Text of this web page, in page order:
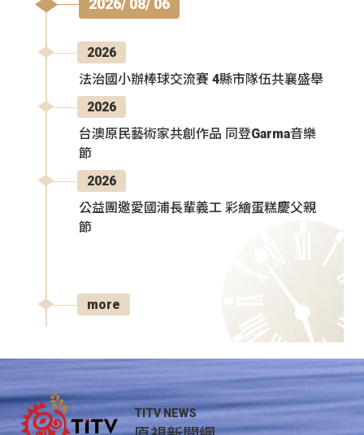
2026/ 08/ 06
2026
法治國小辦棒球交流賽 4縣市隊伍共襄盛舉
2026
台澳原民藝術家共創作品 同登Garma音樂
節
2026
公益團邀愛國浦長輩義工 彩繪蛋糕慶父親
節
more
TITV NEWS